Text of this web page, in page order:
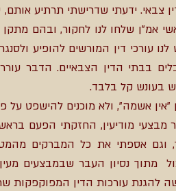
ידעתי שדרישתי תרתיע אותם,
אמ"ן שלחו לנו לחקור, ובהם
עורכי דין המורשים להופיע
בבתי הדין הצבאיים. הדבר
בעונש קל בלבד.
אשמה", ולא מוכנים להישפט על
מבצעי מודיעין, החזקתי הפעם
וגם אספתי את כל המברקים
מתוך נסיון העבר שבמבצעים
להגנת עורכות הדין